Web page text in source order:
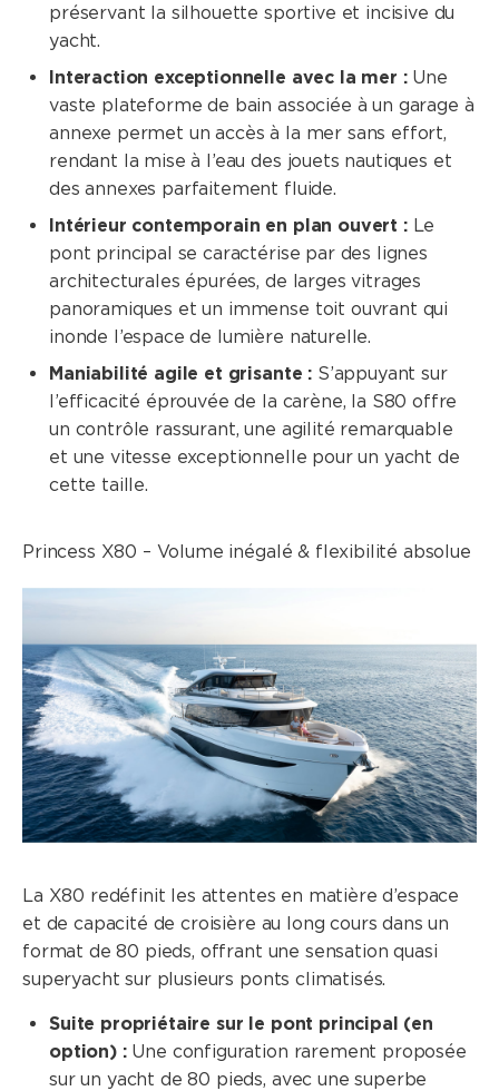
préservant la silhouette sportive et incisive du
yacht.
Interaction exceptionnelle avec la mer :Une
vaste plateforme de bain associée à un garage à
annexe permet un accès à la mer sans effort,
rendant la mise à l’eau des jouets nautiques et
des annexes parfaitement fluide.
Intérieur contemporain en plan ouvert :Le
pont principal se caractérise par des lignes
architecturales épurées, de larges vitrages
panoramiques et un immense toit ouvrant qui
inonde l’espace de lumière naturelle.
Maniabilité agile et grisante : S’appuyant sur
l’efficacité éprouvée de la carène, la S80 offre
un contrôle rassurant, une agilité remarquable
et une vitesse exceptionnelle pour un yacht de
cette taille.
Princess X80 – Volume inégalé & flexibilité absolue
La X80 redéfinit les attentes en matière d’espace
et de capacité de croisière au long cours dans un
format de 80 pieds, offrant une sensation quasi
superyacht sur plusieurs ponts climatisés.
Suite propriétaire sur le pont principal (en
option) :Une configuration rarement proposée
sur un yacht de 80 pieds, avec une superbe